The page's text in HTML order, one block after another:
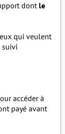
dontle
qui veulent
suivi
accéder à
payé avant